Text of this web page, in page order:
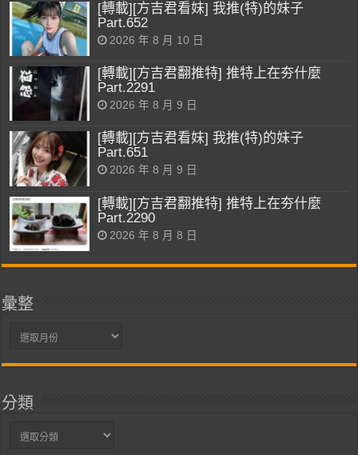
[轉載][方吉君看妹] 我推(特)的妹子
Part.652
2026 年 8 月 10 日
[轉載][方吉君翻推特] 推特上在夯什麼
Part.2291
2026 年 8 月 9 日
[轉載][方吉君看妹] 我推(特)的妹子
Part.651
2026 年 8 月 9 日
[轉載][方吉君翻推特] 推特上在夯什麼
Part.2290
2026 年 8 月 8 日
彙整
彙
分類
分